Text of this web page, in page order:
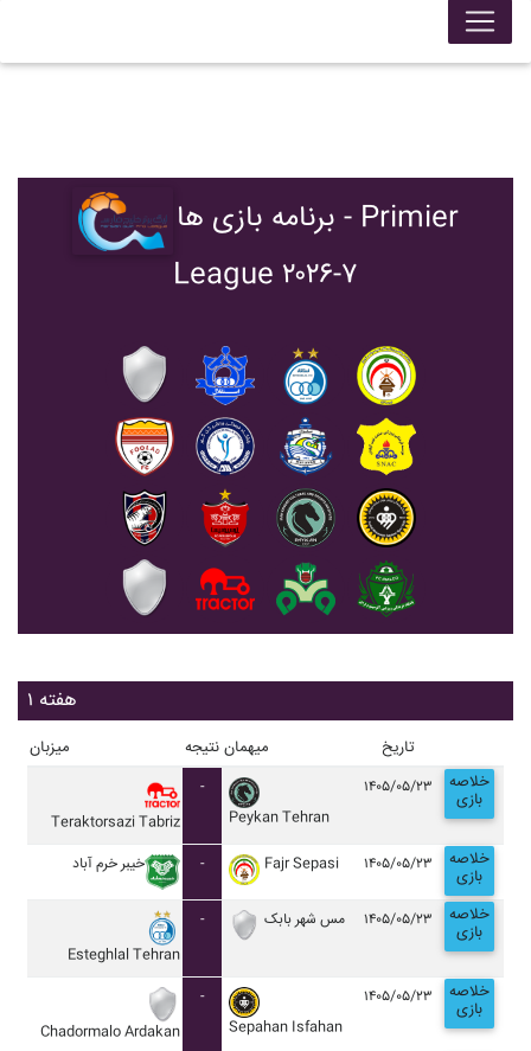
برنامه بازی ها - Primier
League ۲۰۲۶-۷
هفته ۱
میزبان نتیجه میهمان تاریخ
Teraktorsazi Tabriz
-
Peykan Tehran
۱۴۰۵/۰۵/۲۳ خلاصه
بازی
خيبر خرم آباد - Fajr Sepasi ۱۴۰۵/۰۵/۲۳ خلاصه
بازی
Esteghlal Tehran
- مس شهر بابک ۱۴۰۵/۰۵/۲۳ خلاصه
بازی
Chadormalo Ardakan
-
Sepahan Isfahan
۱۴۰۵/۰۵/۲۳ خلاصه
بازی